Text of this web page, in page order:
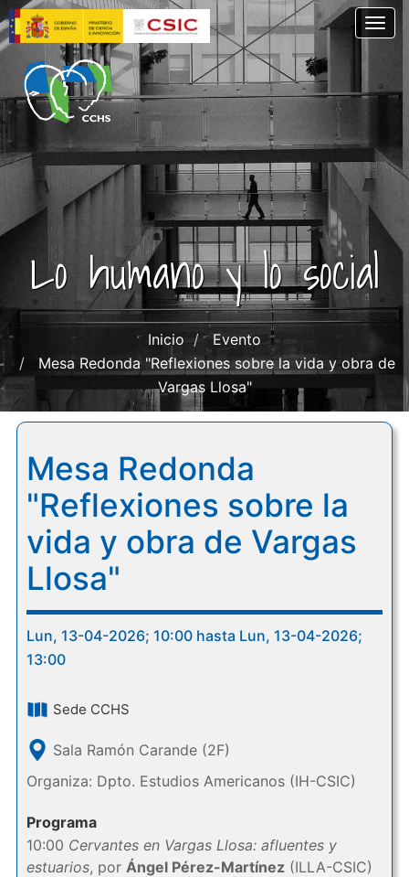
Pasar
al
contenido
principal
Lo humano y lo social
Inicio
Evento
Mesa Redonda "Reflexiones sobre la vida y obra de
Vargas Llosa"
Mesa Redonda
"Reflexiones sobre la
vida y obra de Vargas
Llosa"
Lun, 13-04-2026; 10:00 hasta Lun, 13-04-2026;
13:00
Sede CCHS
Sala Ramón Carande (2F)
Organiza: Dpto. Estudios Americanos (IH-CSIC)
Programa
10:00 Cervantes en Vargas Llosa: afluentes y
estuarios, por Ángel Pérez-Martínez(ILLA-CSIC)